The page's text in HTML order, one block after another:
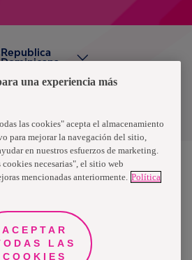
privacidad de datos
Republica
Dominicana
- una compañía global líder en
millones de personas, en todo el
por el bienestar en beneficio de
clientes y la sociedad en
150 países bajo las
TENA y Tork, así como otras marcas
Knix, Leukoplast, Libero, Libresse,
una experiencia más
las cookies" acepta el almacenamiento
para mejorar la navegación del sitio,
en nuestros esfuerzos de marketing.
necesarias", el sitio web
mencionadas anteriormente. Política
ACEPTAR
LAS
COOKIES